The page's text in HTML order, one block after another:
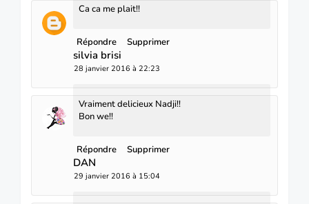
Ca ca me plait!!
Répondre Supprimer
silvia brisi
28 janvier 2016 à 22:23
Vraiment delicieux Nadji!!
Bon we!!
Répondre Supprimer
DAN
29 janvier 2016 à 15:04